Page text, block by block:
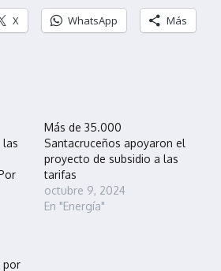
X WhatsApp Más
las
Más de 35.000
Santacruceños apoyaron el
proyecto de subsidio a las
tarifas
octubre 9, 2024
En "Energía"
por